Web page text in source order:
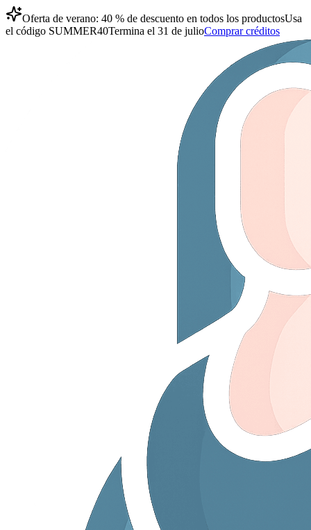
Oferta de verano: 40 % de descuento en todos los productosUsa
el código SUMMER40Termina el 31 de julioComprar créditos